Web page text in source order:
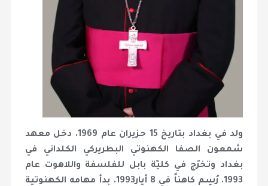
ولد في بغداد بتاريخ 15 حزيران عام 1969. دخل معهد
شمعون الصفا الكهنوتي البطريركي الكلداني في
بغداد وتخرّج في كليّة بابل للفلسفة واللاهوت عام
1993. رُسِم كاهناً في 8 أيار1993. بدأ مهامه الكهنوتية